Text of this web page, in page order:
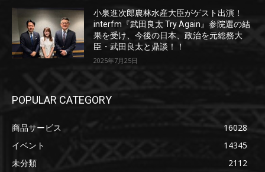
小泉進次郎農林水産大臣がゲスト出演！
interfm『武田良太 Try Again』参院選の結
果を受け、今後の日本、政治を元総務大
臣・武田良太と鼎談！！
2025年7月25日
POPULAR CATEGORY
商品サービス
16028
イベント
14345
未分類
2112